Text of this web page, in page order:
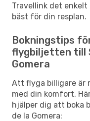
Travellink det
bäst för din resplan.
Bokningstips
flygbiljetten till
Gomera
Att flyga billigare är
med din komfort.
hjälper dig att boka
de la Gomera: